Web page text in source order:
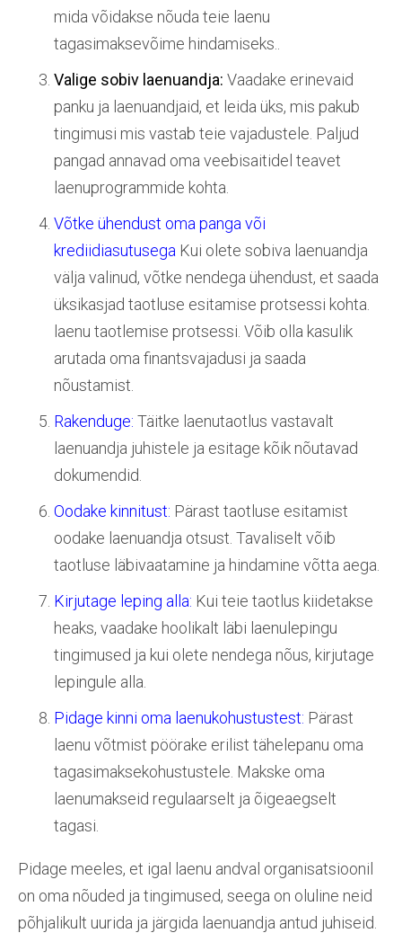
mida võidakse nõuda teie laenu
tagasimaksevõime hindamiseks..
Valige sobiv laenuandja: Vaadake erinevaid
panku ja laenuandjaid, et leida üks, mis pakub
tingimusi mis vastab teie vajadustele. Paljud
pangad annavad oma veebisaitidel teavet
laenuprogrammide kohta.
Võtke ühendust oma panga või
krediidiasutusega Kui olete sobiva laenuandja
välja valinud, võtke nendega ühendust, et saada
üksikasjad taotluse esitamise protsessi kohta.
laenu taotlemise protsessi. Võib olla kasulik
arutada oma finantsvajadusi ja saada
nõustamist.
Rakenduge: Täitke laenutaotlus vastavalt
laenuandja juhistele ja esitage kõik nõutavad
dokumendid.
Oodake kinnitust: Pärast taotluse esitamist
oodake laenuandja otsust. Tavaliselt võib
taotluse läbivaatamine ja hindamine võtta aega.
Kirjutage leping alla: Kui teie taotlus kiidetakse
heaks, vaadake hoolikalt läbi laenulepingu
tingimused ja kui olete nendega nõus, kirjutage
lepingule alla.
Pidage kinni oma laenukohustustest: Pärast
laenu võtmist pöörake erilist tähelepanu oma
tagasimaksekohustustele. Makske oma
laenumakseid regulaarselt ja õigeaegselt
tagasi.
Pidage meeles, et igal laenu andval organisatsioonil
on oma nõuded ja tingimused, seega on oluline neid
põhjalikult uurida ja järgida laenuandja antud juhiseid.